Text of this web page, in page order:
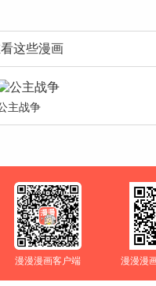
这些漫画
主战争
漫漫漫画客户端 漫漫漫